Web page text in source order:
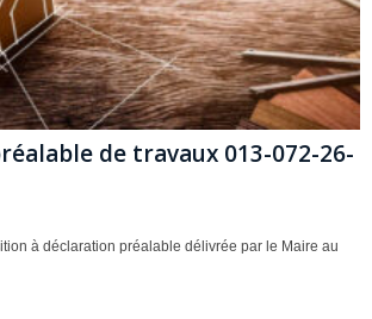
de travaux 013-072-26-
à déclaration préalable délivrée par le Maire au